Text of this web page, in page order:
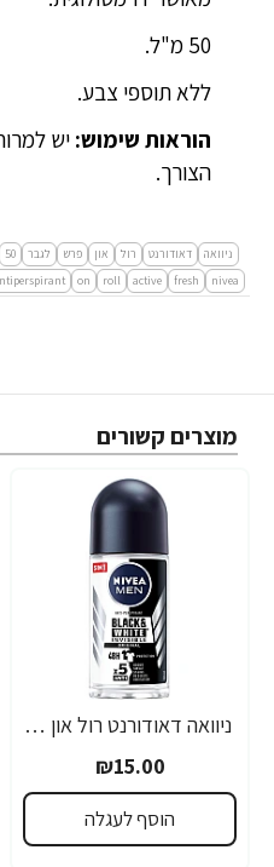
50 מ"ל.
ללא תוספי צבע.
הוראות שימוש: יש
הצורך.
ניוואה דאודורנט רול און פרש לגבר 50
nivea
fresh
active
roll
on
מוצרים קשורים
ניוואה דאודורנט רול און לגבר שקוף בלק וויט 50 מ''ל - מבית NIVEA
₪15.00
הוסף לעגלה